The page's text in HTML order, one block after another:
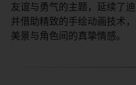
友谊与勇气的主题，延续了
并借助精致的手绘动画技术
美景与角色间的真挚情感。